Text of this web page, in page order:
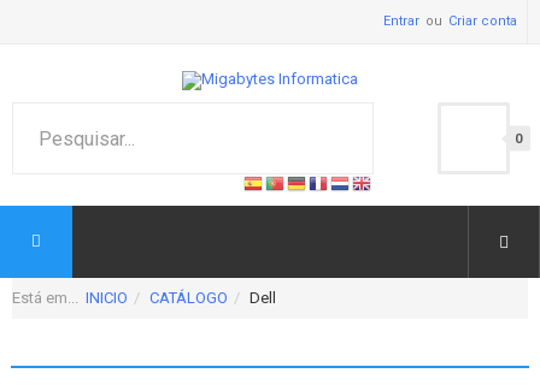
Entrar Criar conta
0
Está em... INICIO CATÁLOGO Dell